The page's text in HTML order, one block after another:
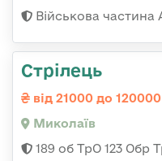
Військова частина
Стрілець
від 21000 до
Миколаїв
189 об ТрО 123 Обр